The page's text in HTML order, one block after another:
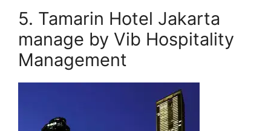
5. Tamarin Hotel Jakarta
manage by Vib Hospitality
Management